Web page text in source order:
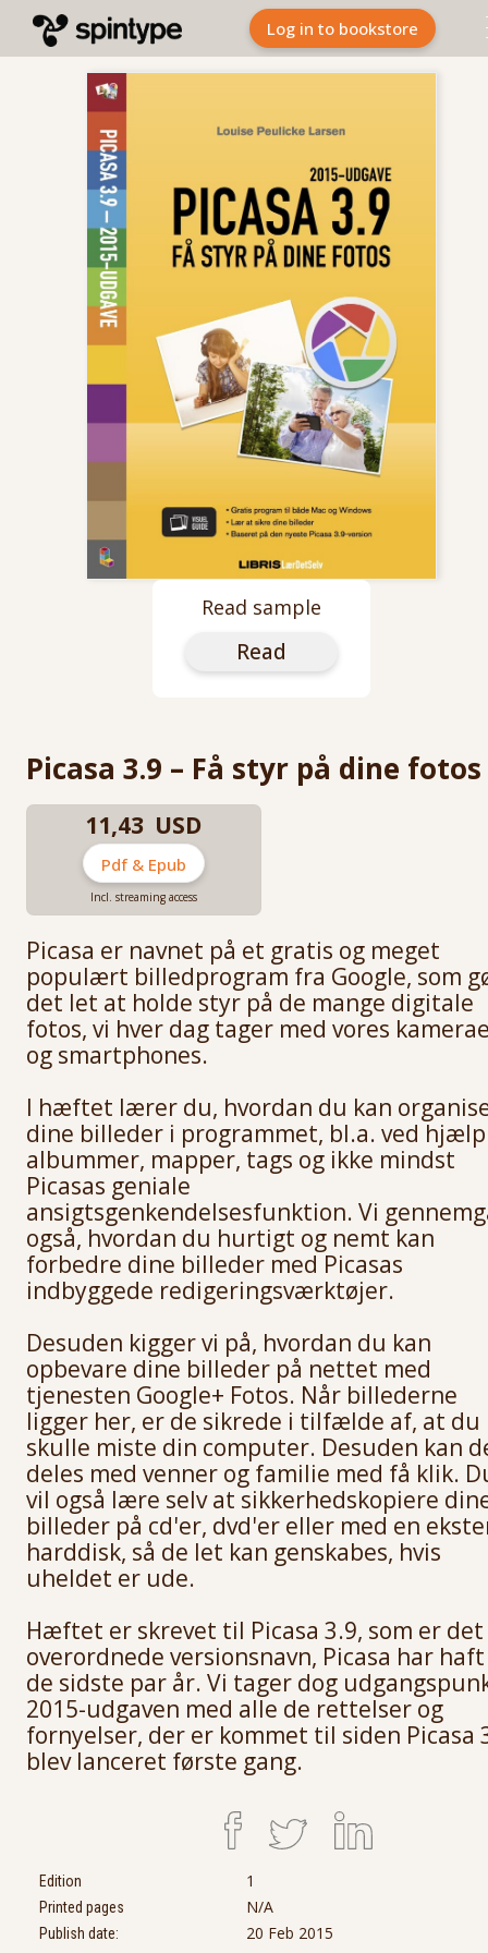
Log in to bookstore
Read sample
Read
Picasa 3.9 – Få styr på dine fotos
11,43 USD
Pdf & Epub
Incl. streaming access
Picasa er navnet på et gratis og meget
populært billedprogram fra Google, som
det let at holde styr på de mange digitale
fotos, vi hver dag tager med vores
og smartphones.
I hæftet lærer du, hvordan du kan
dine billeder i programmet, bl.a. ved
albummer, mapper, tags og ikke mindst
Picasas geniale
ansigtsgenkendelsesfunktion. Vi
også, hvordan du hurtigt og nemt kan
forbedre dine billeder med Picasas
indbyggede redigeringsværktøjer.
Desuden kigger vi på, hvordan du kan
opbevare dine billeder på nettet med
tjenesten Google+ Fotos. Når billederne
ligger her, er de sikrede i tilfælde af, at du
skulle miste din computer. Desuden kan
deles med venner og familie med få klik.
vil også lære selv at sikkerhedskopiere
billeder på cd'er, dvd'er eller med en
harddisk, så de let kan genskabes, hvis
uheldet er ude.
Hæftet er skrevet til Picasa 3.9, som er det
overordnede versionsnavn, Picasa har
de sidste par år. Vi tager dog
2015-udgaven med alle de rettelser og
fornyelser, der er kommet til siden Picasa
blev lanceret første gang.
Edition 1
Printed pages N/A
Publish date: 20 Feb 2015